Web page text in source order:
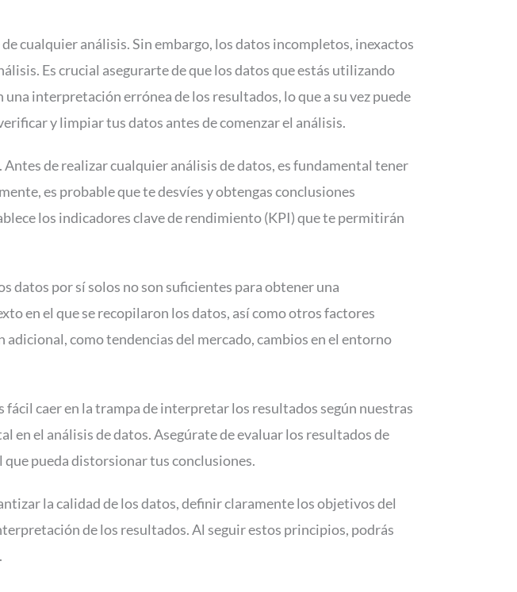
cualquier análisis. Sin embargo, los datos incompletos, inexactos
Es crucial asegurarte de que los datos que estás utilizando
interpretación errónea de los resultados, lo que a su vez puede
y limpiar tus datos antes de comenzar el análisis.
de realizar cualquier análisis de datos, es fundamental tener
es probable que te desvíes y obtengas conclusiones
los indicadores clave de rendimiento (KPI) que te permitirán
datos por sí solos no son suficientes para obtener una
en el que se recopilaron los datos, así como otros factores
como tendencias del mercado, cambios en el entorno
caer en la trampa de interpretar los resultados según nuestras
en el análisis de datos. Asegúrate de evaluar los resultados de
pueda distorsionar tus conclusiones.
la calidad de los datos, definir claramente los objetivos del
de los resultados. Al seguir estos principios, podrás